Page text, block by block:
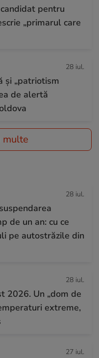
pentru
„primarul care
28 iul.
și „patriotism
de alertă
multe
28 iul.
de un an: cu ce
pe autostrăzile din
28 iul.
2026. Un „dom de
extreme,
27 iul.